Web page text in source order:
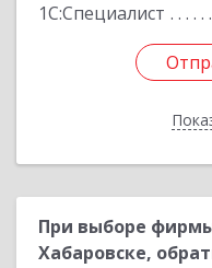
1С:Специалист
При выборе
Хабаровске,